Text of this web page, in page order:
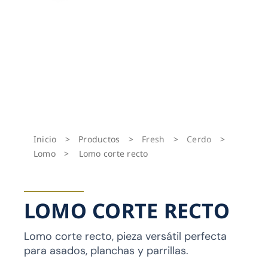
Inicio > Productos > Fresh > Cerdo
>
Lomo
> Lomo corte recto
LOMO CORTE RECTO
Lomo corte recto, pieza versátil perfecta
para asados, planchas y parrillas.